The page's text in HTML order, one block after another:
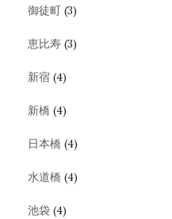
御徒町 (3)
恵比寿 (3)
新宿 (4)
新橋 (4)
日本橋 (4)
水道橋 (4)
池袋 (4)